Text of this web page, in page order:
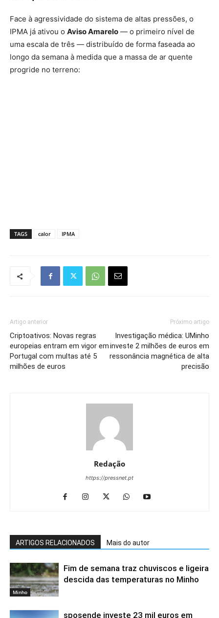
Face à agressividade do sistema de altas pressões, o
IPMA já ativou o Aviso Amarelo — o primeiro nível de
uma escala de três — distribuído de forma faseada ao
longo da semana à medida que a massa de ar quente
progride no terreno:
TAGS calor IPMA
Artigo anterior
Criptoativos: Novas regras
europeias entram em vigor em
Portugal com multas até 5
milhões de euros
Próximo artigo
Investigação médica: UMinho
investe 2 milhões de euros em
ressonância magnética de alta
precisão
Redação
https://pressnet.pt
ARTIGOS RELACIONADOS Mais do autor
Minho
Fim de semana traz chuviscos e ligeira
descida das temperaturas no Minho
sposende investe 23 mil euros em